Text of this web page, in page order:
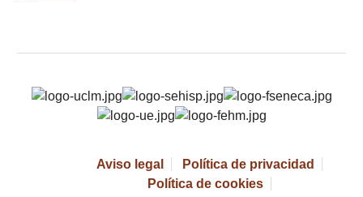
Aviso legal
Política de privacidad
Política de cookies